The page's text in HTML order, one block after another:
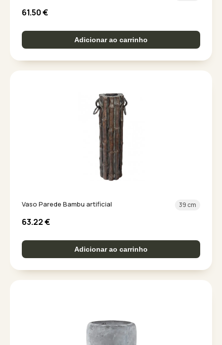
61.50€
Adicionar ao carrinho
Vaso Parede Bambu artificial 39 cm
63.22€
Adicionar ao carrinho